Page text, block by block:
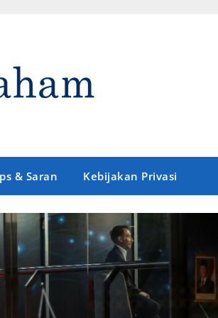
& Saran Kebijakan Privasi